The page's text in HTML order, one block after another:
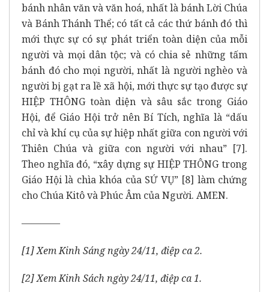
bánh nhân văn và văn hoá, nhất là bánh Lời Chúa
và Bánh Thánh Thể; có tất cả các thứ bánh đó thì
mới thực sự có sự phát triển toàn diện của mỗi
người và mọi dân tộc; và có chia sẻ những tấm
bánh đó cho mọi người, nhất là người nghèo và
người bị gạt ra lề xã hội, mới thực sự tạo được sự
HIỆP THÔNG toàn diện và sâu sắc trong Giáo
Hội, để Giáo Hội trở nên Bí Tích, nghĩa là “dấu
chỉ và khí cụ của sự hiệp nhất giữa con người với
Thiên Chúa và giữa con người với nhau” [7].
Theo nghĩa đó, “xây dựng sự HIỆP THÔNG trong
Giáo Hội là chìa khóa của SỨ VỤ” [8] làm chứng
cho Chúa Kitô và Phúc Âm của Người. AMEN.
————
[1] Xem Kinh Sáng ngày 24/11, điệp ca 2.
[2] Xem Kinh Sách ngày 24/11, điệp ca 1.